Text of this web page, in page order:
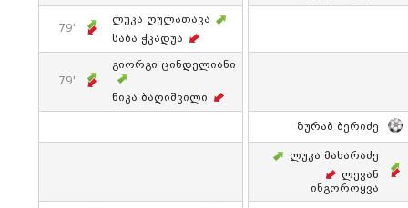
79'
Ლუკა Ღულათავა
Საბა Ჭკადუა
79'
Გიორგი Ცინდელიანი
Ნიკა Ბაღიშვილი
Ზურაბ Ბერიძე
Ლუკა Მახარაძე
Ლევან
Ინგოროყვა